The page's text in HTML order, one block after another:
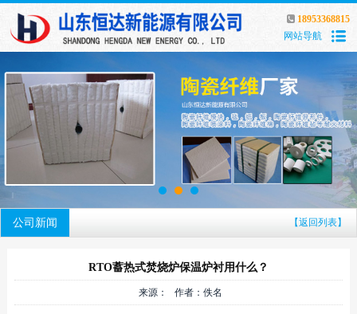
18953368815
网站导航
公司新闻 【返回列表】
RTO蓄热式焚烧炉保温炉衬用什么？
来源： 作者：佚名